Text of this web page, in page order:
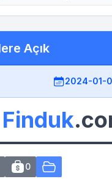
Açık
2024-01-
Finduk
0